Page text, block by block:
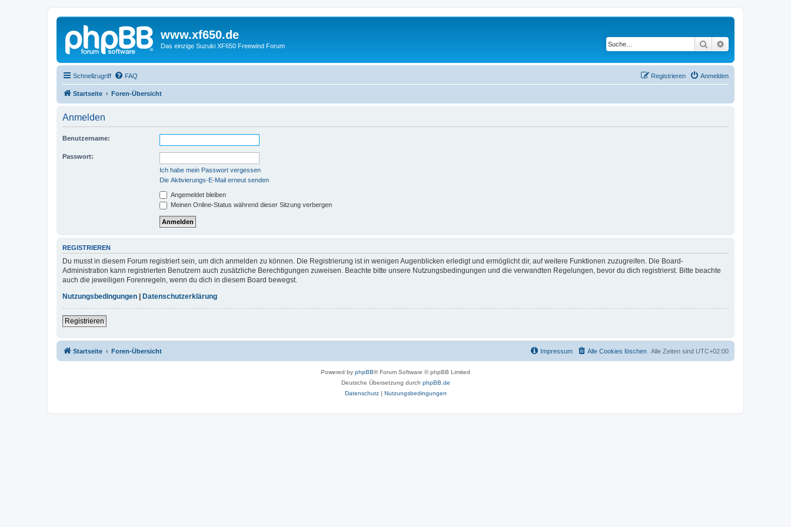
www.xf650.de
Das einzige Suzuki XF650 Freewind Forum Suche
Schnellzugriff FAQ Anmelden
Registrieren
Startseite Foren-Übersicht
Anmelden
Benutzername:
Passwort:
Ich habe mein Passwort vergessen
Die Aktivierungs-E-Mail erneut senden
Angemeldet bleiben
Meinen Online-Status während dieser Sitzung verbergen
REGISTRIEREN
Du musst in diesem Forum registriert sein, um dich anmelden zu können. Die Registrierung ist in wenigen Augenblicken erledigt und ermöglicht dir, auf weitere Funktionen zuzugreifen. Die Board-
Administration kann registrierten Benutzern auch zusätzliche Berechtigungen zuweisen. Beachte bitte unsere Nutzungsbedingungen und die verwandten Regelungen, bevor du dich registrierst. Bitte beachte
auch die jeweiligen Forenregeln, wenn du dich in diesem Board bewegst.
Nutzungsbedingungen
Datenschutzerklärung
Registrieren
Startseite Foren-Übersicht Alle Zeiten sind UTC+02:00
Alle Cookies löschen
Impressum
Powered by phpBB® Forum Software © phpBB Limited
Deutsche Übersetzung durch phpBB.de
Datenschutz| Nutzungsbedingungen